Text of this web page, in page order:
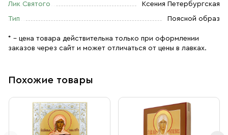
Лик Святого Ксения Петербургская
Тип Поясной образ
* – цена товара действительна только при оформлении
заказов через сайт и может отличаться от цены в лавках.
Похожие товары